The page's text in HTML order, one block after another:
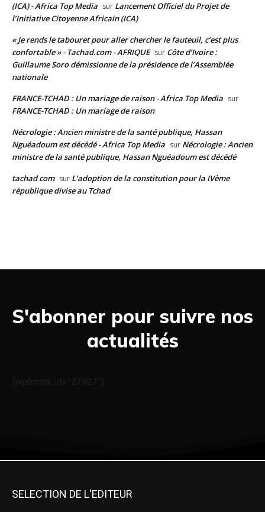
(ICA) - Africa Top Media sur Lancement Officiel du Projet de
l’Initiative Citoyenne Africain (ICA)
« Je rends le tabouret pour aller chercher le fauteuil, c’est plus
confortable » - Tachad.com - AFRIQUE sur Côte d’Ivoire :
Guillaume Soro démissionne de la présidence de l’Assemblée
nationale
FRANCE-TCHAD : Un mariage de raison - Africa Top Media sur
FRANCE-TCHAD : Un mariage de raison
Nécrologie : Ancien ministre de la santé publique, Hassan
Nguéadoum est décédé - Africa Top Media sur Nécrologie : Ancien
ministre de la santé publique, Hassan Nguéadoum est décédé
tachad com sur L’adoption de la constitution pour la IVème
république divise au Tchad
S'abonner pour suivre nos
actualités
[wpforms id="27927"]
SELECTION DE L'EDITEUR